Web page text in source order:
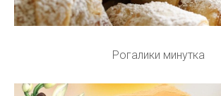
Рогалики минутка